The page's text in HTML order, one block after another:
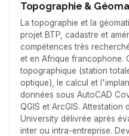
Topographie &
La topographie et la
projet BTP, cadastre et
compétences très
et en Afrique francophone.
topographique (station
optique), le calcul et
données sous AutoCAD
QGIS et ArcGIS. Attestation
University délivrée après
inter ou intra-entreprise.